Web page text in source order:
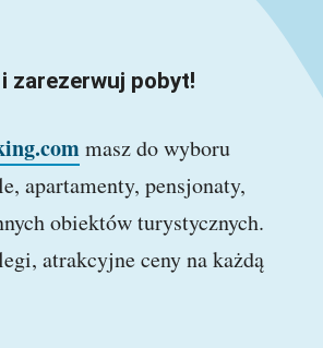
zarezerwuj pobyt!
masz do wyboru
apartamenty, pensjonaty,
obiektów turystycznych.
atrakcyjne ceny na każdą